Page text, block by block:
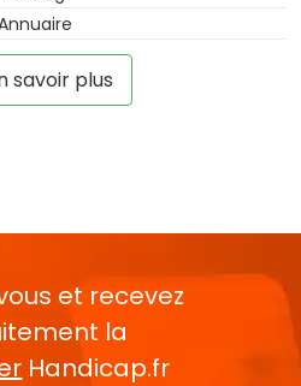
savoir plus
et recevez
la
Handicap.fr